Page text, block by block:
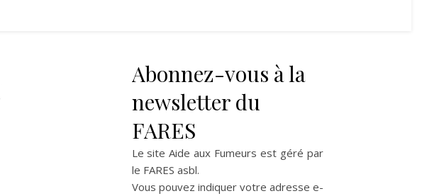
Abonnez-vous à la
newsletter du
FARES
Le site Aide aux Fumeurs est géré par
le FARES asbl.
Vous pouvez indiquer votre adresse e-